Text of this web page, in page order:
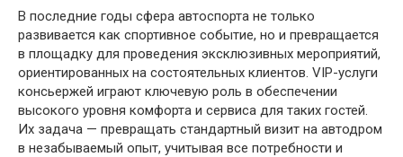
В последние годы сфера автоспорта не только
развивается как спортивное событие, но и превращается
в площадку для проведения эксклюзивных мероприятий,
ориентированных на состоятельных клиентов. VIP-услуги
консьержей играют ключевую роль в обеспечении
высокого уровня комфорта и сервиса для таких гостей.
Их задача — превращать стандартный визит на автодром
в незабываемый опыт, учитывая все потребности и